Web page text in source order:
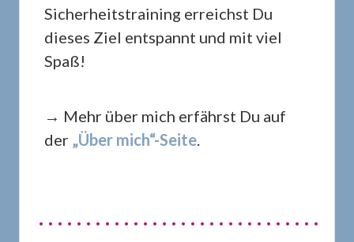
Sicherheitstraining erreichst Du
dieses Ziel entspannt und mit viel
Spaß!
→ Mehr über mich erfährst Du auf
der „Über mich“-Seite.